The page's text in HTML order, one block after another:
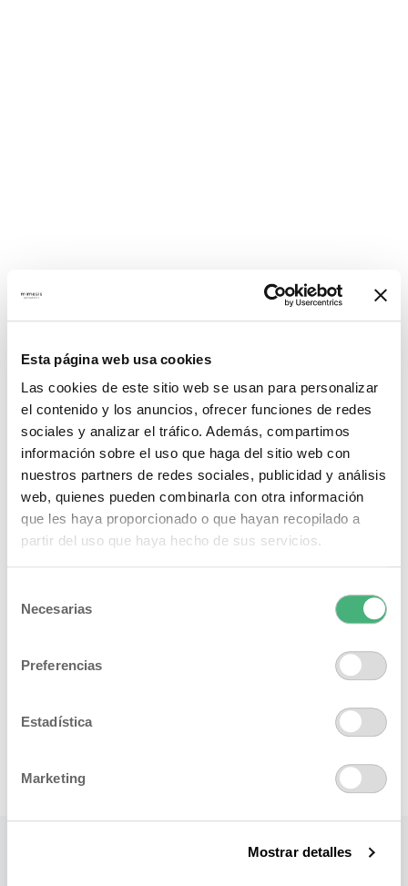
Esta página web usa cookies
Las cookies de este sitio web se usan para personalizar
el contenido y los anuncios, ofrecer funciones de redes
sociales y analizar el tráfico. Además, compartimos
información sobre el uso que haga del sitio web con
nuestros partners de redes sociales, publicidad y análisis
web, quienes pueden combinarla con otra información
que les haya proporcionado o que hayan recopilado a
partir del uso que haya hecho de sus servicios.
Necesarias
Preferencias
Estadística
Marketing
Mostrar detalles